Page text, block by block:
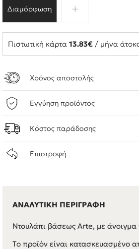
Διαμόρφωση
Πιστωτική κάρτα 13.83€ / μήνα
Χρόνος αποστολής
Εγγύηση προϊόντος
Κόστος παράδοσης
Επιστροφή
ΑΝΑΛΥΤΙΚΗ ΠΕΡΙΓΡΑΦΗ
Ντουλάπι βάσεως Arte, με άνοιγμα
Τo προϊόν είναι κατασκευασμένo